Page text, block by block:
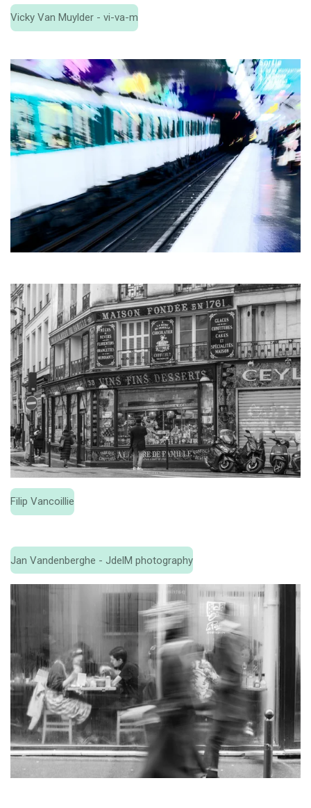
Vicky Van Muylder - vi-va-m
Filip Vancoillie
Jan Vandenberghe - JdelM photography